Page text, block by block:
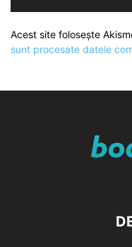
Acest site folosește
sunt procesate datele